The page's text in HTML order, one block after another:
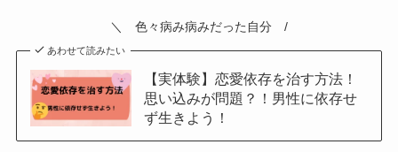
＼ 色々病み病みだった自分 /
あわせて読みたい
【実体験】恋愛依存を治す方法！
思い込みが問題？！男性に依存せ
ず生きよう！